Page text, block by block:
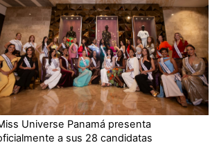
Universe Panamá presenta
a sus 28 candidatas